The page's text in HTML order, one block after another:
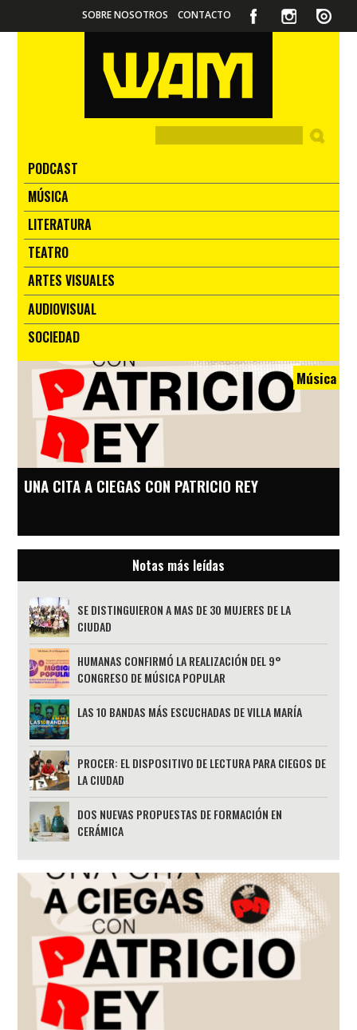
SOBRE NOSOTROS CONTACTO
PODCAST
MÚSICA
LITERATURA
TEATRO
ARTES VISUALES
AUDIOVISUAL
SOCIEDAD
Música
UNA CITA A CIEGAS CON PATRICIO REY
Notas más leídas
SE DISTINGUIERON A MAS DE 30 MUJERES DE LA
CIUDAD
HUMANAS CONFIRMÓ LA REALIZACIÓN DEL 9°
CONGRESO DE MÚSICA POPULAR
LAS 10 BANDAS MÁS ESCUCHADAS DE VILLA MARÍA
PROCER: EL DISPOSITIVO DE LECTURA PARA CIEGOS DE
LA CIUDAD
DOS NUEVAS PROPUESTAS DE FORMACIÓN EN
CERÁMICA